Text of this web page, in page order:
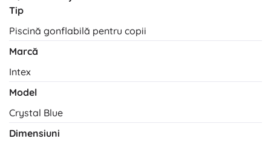
Tip
Piscină gonflabilă pentru copii
Marcă
Intex
Model
Crystal Blue
Dimensiuni